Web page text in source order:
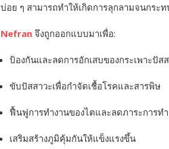
บ่อย ๆ สามารถทำให้เกิดการลุกลามจนกระ
Nefran จึงถูกออกแบบมาเพื่อ:
ป้องกันและลดการอักเสบของกระเพาะปัส
ขับปัสสาวะเพื่อกำจัดเชื้อโรคและสารพิษ
ฟื้นฟูการทำงานของไตและลดภาระการท
เสริมสร้างภูมิคุ้มกันให้แข็งแรงขึ้น